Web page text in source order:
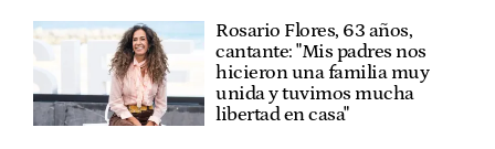
Rosario Flores, 63 años,
cantante: "Mis padres nos
hicieron una familia muy
unida y tuvimos mucha
libertad en casa"